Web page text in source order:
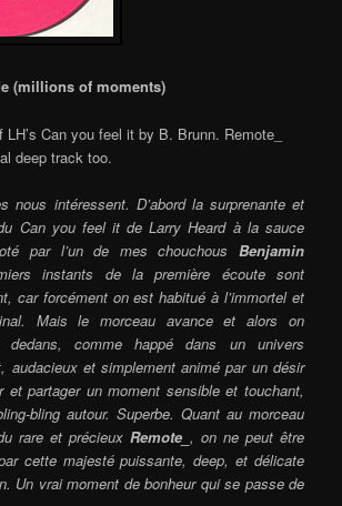
(millions of moments)
Can you feel it by B. Brunn. Remote_
deep track too.
nous intéressent. D’abord la surprenante et
Can you feel it de Larry Heard à la sauce
par l’un de mes chouchous Benjamin
instants de la première écoute sont
car forcément on est habitué à l’immortel et
Mais le morceau avance et alors on
dedans, comme happé dans un univers
audacieux et simplement animé par un désir
et partager un moment sensible et touchant,
bling autour. Superbe. Quant au morceau
rare et précieux Remote_ , on ne peut être
cette majesté puissante, deep, et délicate
Un vrai moment de bonheur qui se passe de